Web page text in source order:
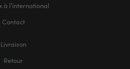
à l’international
Contact
Livraison
Retour